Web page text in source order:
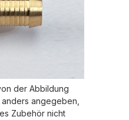
der Abbildung
angegeben,
Zubehör nicht